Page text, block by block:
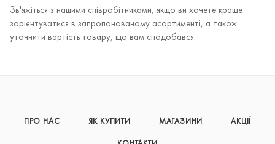
Зв'яжіться з нашими співробітниками, якщо ви хочете краще
зорієнтуватися в запропонованому асортименті, а також
уточнити вартість товару, що вам сподобався.
ПРО НАС ЯК КУПИТИ МАГАЗИНИ АКЦІЇ